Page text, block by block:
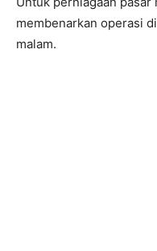
membenarkan operasi
malam.